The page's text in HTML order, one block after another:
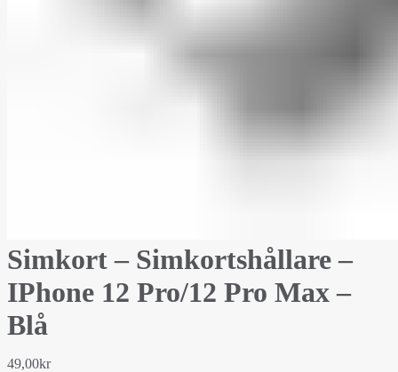
Simkort – Simkortshållare –
IPhone 12 Pro/12 Pro Max –
Blå
49,00kr